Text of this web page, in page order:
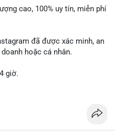
cao, 100% uy tín, miễn phí
đã được xác minh, an
hoặc cá nhân.
giờ.